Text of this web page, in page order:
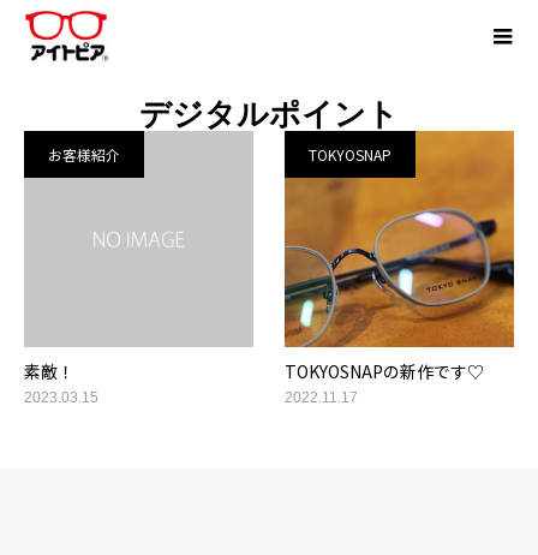
デジタルポイント
お客様紹介
素敵！
2023.03.15
TOKYOSNAP
TOKYOSNAPの新作です♡
2022.11.17